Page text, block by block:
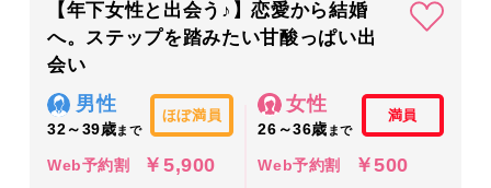
【年下女性と出会う♪】恋愛から結婚
へ。ステップを踏みたい甘酸っぱい出
会い
男性
32～39歳まで
ほぼ満員
Web予約割 ￥5,900
女性
26～36歳 まで
満員
Web予約割 ￥500